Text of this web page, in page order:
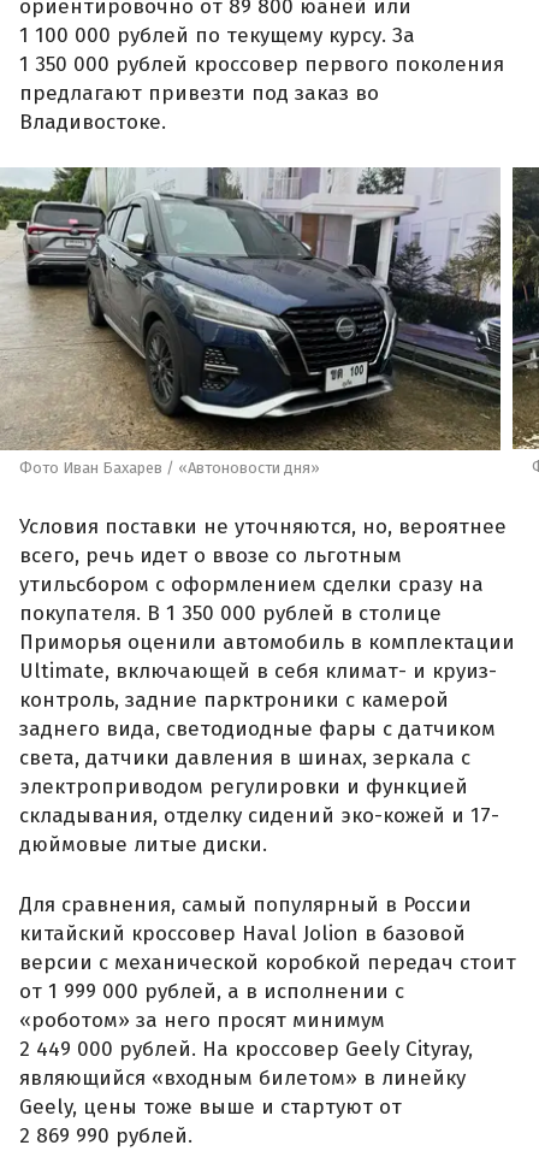
ориентировочно от 89 800 юаней или
1 100 000 рублей по текущему курсу. За
1 350 000 рублей кроссовер первого поколения
предлагают привезти под заказ во
Владивостоке.
Фото Иван Бахарев / «Автоновости дня»
Условия поставки не уточняются, но, вероятнее
всего, речь идет о ввозе со льготным
утильсбором с оформлением сделки сразу на
покупателя. В 1 350 000 рублей в столице
Приморья оценили автомобиль в комплектации
Ultimate, включающей в себя климат- и круиз-
контроль, задние парктроники с камерой
заднего вида, светодиодные фары с датчиком
света, датчики давления в шинах, зеркала с
электроприводом регулировки и функцией
складывания, отделку сидений эко-кожей и 17-
дюймовые литые диски.
Для сравнения, самый популярный в России
китайский кроссовер Haval Jolion в базовой
версии с механической коробкой передач стоит
от 1 999 000 рублей, а в исполнении с
«роботом» за него просят минимум
2 449 000 рублей. На кроссовер Geely Cityray,
являющийся «входным билетом» в линейку
Geely, цены тоже выше и стартуют от
2 869 990 рублей.